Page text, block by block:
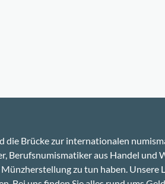
die Brücke zur internationalen
Berufsnumismatiker aus Handel und
zu tun haben. Unsere